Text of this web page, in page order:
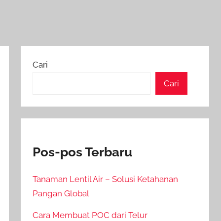
Cari
Cari
Pos-pos Terbaru
Tanaman Lentil Air – Solusi Ketahanan
Pangan Global
Cara Membuat POC dari Telur